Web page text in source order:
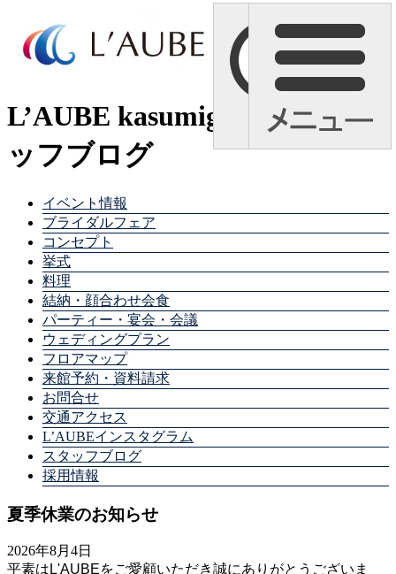
L’AUBE kasumigaura スタ
ッフブログ
イベント情報
ブライダルフェア
コンセプト
挙式
料理
結納・顔合わせ会食
パーティー・宴会・会議
ウェディングプラン
フロアマップ
来館予約・資料請求
お問合せ
交通アクセス
L’AUBEインスタグラム
スタッフブログ
採用情報
夏季休業のお知らせ
2026年8月4日
平素はL'AUBEをご愛顧いただき誠にありがとうございま